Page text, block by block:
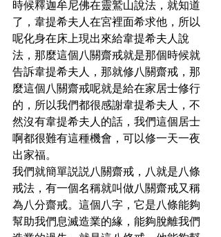
時候釋迦牟尼佛在靈鷲山說法，就知道
了，韋提希夫人在宮裡面希求他，所以
呢化身在床上現出來給韋提希夫人說
法，那麼這個八關齋戒就是那個時候就
告訴韋提希夫人，那就修八關齋戒，那
麼這個八關齋戒呢就是給在家居士修行
的，所以我們都很感謝韋提希夫人，不
然沒有韋提希夫人的話，我們這個居士
啊都很難有這種機會，可以修一天一夜
出家福。
我們就簡單説説八關齋戒，八就是八條
戒法，有一個名稱就叫做八關齋戒又稱
為八分齋戒。這個八字，它是八條能夠
幫助我們息滅造業的緣，能夠脫離我們